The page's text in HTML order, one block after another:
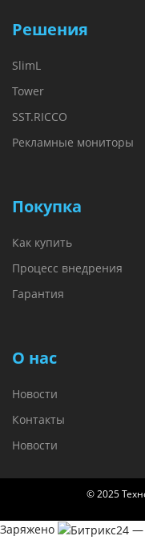
Решения
SlimL
Tower
SST.RICCO
Рекламные мониторы
Покупка
Как купить
Процесс внедрения
Гарантия
О нас
Новости
Контакты
Новости
© 2025
Заряжено —